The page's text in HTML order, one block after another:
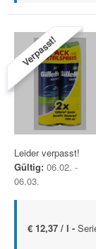
Verpasst!
Leider verpasst!
Gültig: 06.02. -
06.03.
€ 12,37 / l -